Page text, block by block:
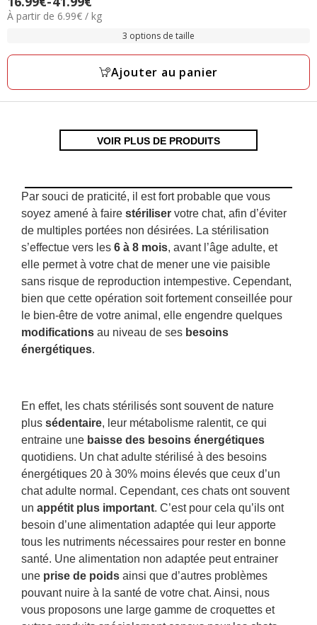
étoiles
avec
avis
de
6.99€
À partir de 6.99€ / kg
3 options de taille
Ajouter au panier
VOIR PLUS DE PRODUITS
Par souci de praticité, il est fort probable que vous
soyez amené à faire stériliser votre chat, afin d’éviter
de multiples portées non désirées. La stérilisation
s’effectue vers les 6 à 8 mois, avant l’âge adulte, et
elle permet à votre chat de mener une vie paisible
sans risque de reproduction intempestive. Cependant,
bien que cette opération soit fortement conseillée pour
le bien-être de votre animal, elle engendre quelques
modifications au niveau de ses besoins
énergétiques.
En effet, les chats stérilisés sont souvent de nature
plus sédentaire, leur métabolisme ralentit, ce qui
entraine une baisse des besoins énergétiques
quotidiens. Un chat adulte stérilisé à des besoins
énergétiques 20 à 30% moins élevés que ceux d’un
chat adulte normal. Cependant, ces chats ont souvent
un appétit plus important. C’est pour cela qu’ils ont
besoin d’une alimentation adaptée qui leur apporte
tous les nutriments nécessaires pour rester en bonne
santé. Une alimentation non adaptée peut entrainer
une prise de poids ainsi que d’autres problèmes
pouvant nuire à la santé de votre chat. Ainsi, nous
vous proposons une large gamme de croquettes et